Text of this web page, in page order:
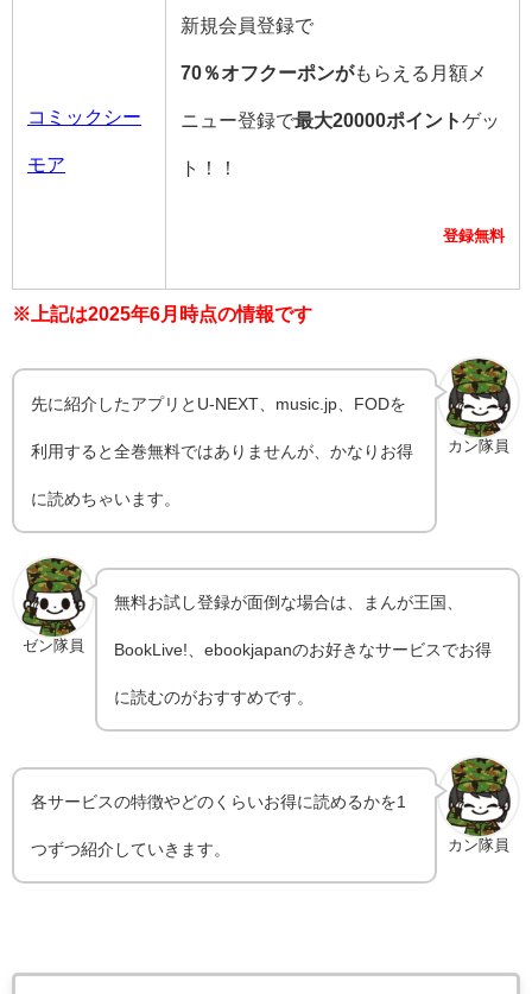
コミックシー
モア
新規会員登録で
70％オフクーポンがもらえる月額メ
ニュー登録で最大20000ポイントゲッ
ト！！
登録無料
※上記は2025年6月時点の情報です
カン隊員
先に紹介したアプリとU-NEXT、music.jp、FODを
利用すると全巻無料ではありませんが、かなりお得
に読めちゃいます。
ゼン隊員
無料お試し登録が面倒な場合は、まんが王国、
BookLive!、ebookjapanのお好きなサービスでお得
に読むのがおすすめです。
カン隊員
各サービスの特徴やどのくらいお得に読めるかを1
つずつ紹介していきます。